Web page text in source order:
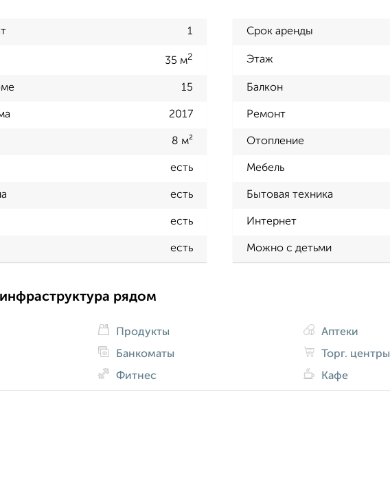
1 Срок аренды
35 м2 Этаж
15 Балкон
2017 Ремонт
8 м² Отопление
есть Мебель
есть Бытовая техника
есть Интернет
есть Можно с детьми
рядом
Продукты
Банкоматы
Фитнес
Аптеки
Торг. центры
Кафе